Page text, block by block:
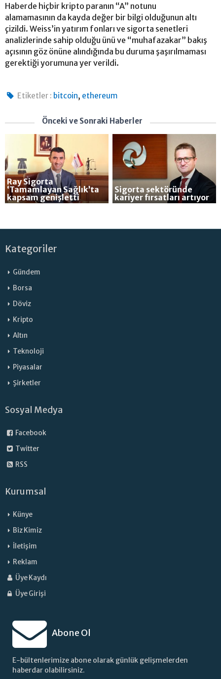
Haberde hiçbir kripto paranın “A” notunu
alamamasının da kayda değer bir bilgi olduğunun altı
çizildi. Weiss’in yatırım fonları ve sigorta senetleri
analizlerinde sahip olduğu ünü ve “muhafazakar” bakış
açısının göz önüne alındığında bu duruma şaşırılmaması
gerektiği yorumuna yer verildi.
Etiketler : bitcoin, ethereum
Önceki ve Sonraki Haberler
Ray Sigorta
‘Tamamlayan Sağlık’ta
kapsam genişletti
Sigorta sektöründe
kariyer fırsatları artıyor
Kategoriler
Gündem
Borsa
Döviz
Kripto
Altın
Teknoloji
Piyasalar
Şirketler
Sosyal Medya
Facebook
Twitter
RSS
Kurumsal
Künye
Biz Kimiz
İletişim
Reklam
Üye Kaydı
Üye Girişi
Abone Ol
E-bültenlerimize abone olarak günlük gelişmelerden
haberdar olabilirsiniz.